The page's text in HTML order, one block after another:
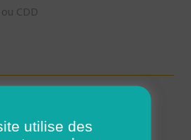
CDD
F)
CDD
utilise des